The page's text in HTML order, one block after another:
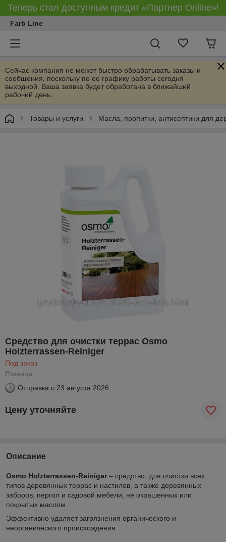
Теперь стал доступным кредит «Партнер Online»!
Farb Line
Сейчас компания не может быстро обрабатывать заказы и
сообщения, поскольку по ее графику работы сегодня
выходной. Ваша заявка будет обработана в ближайший
рабочий день.
Товары и услуги Масла, пропитки, антисептики для
Средство для очистки террас Osmo
Holzterrassen-Reiniger
Под заказ
Розница
Отправка с 23 августа 2026
Цену уточняйте
Описание
Osmo Holzterrassen-Reiniger – средство для очистки всех
типов деревянных террас и настилов, а также деревянных
заборов, пергол и садовой мебели, не окрашенных или
покрытых маслом.
Эффективно удаляет загрязнения органического и
неорганического происхождения.